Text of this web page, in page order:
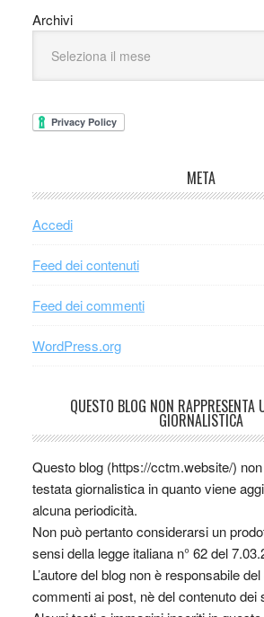
Archivi
META
Accedi
Feed dei contenuti
Feed dei commenti
WordPress.org
QUESTO BLOG NON RAPPRESENTA
GIORNALISTICA
Questo blog (https://cctm.website/)
testata giornalistica in quanto viene
alcuna periodicità.
Non può pertanto considerarsi un
sensi della legge italiana n° 62 del
L’autore del blog non è responsabile
commenti ai post, nè del contenuto dei